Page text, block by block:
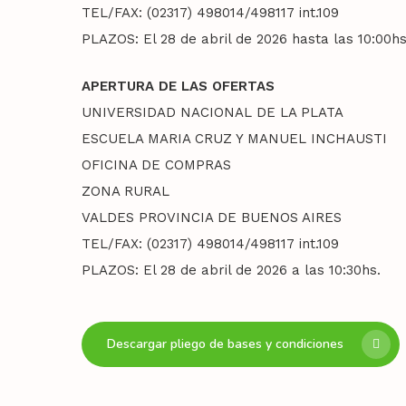
TEL/FAX: (02317) 498014/498117 int.109
PLAZOS: El 28 de abril de 2026 hasta las
APERTURA DE LAS OFERTAS
UNIVERSIDAD NACIONAL DE LA PLATA
ESCUELA MARIA CRUZ Y MANUEL INCHAUSTI
OFICINA DE COMPRAS
ZONA RURAL
VALDES PROVINCIA DE BUENOS AIRES
TEL/FAX: (02317) 498014/498117 int.109
PLAZOS: El 28 de abril de 2026 a las 10:30hs.
Descargar pliego de bases y condiciones